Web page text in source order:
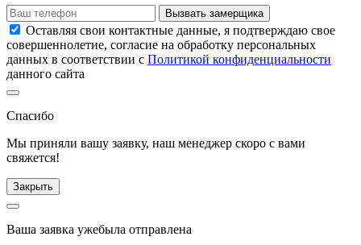
Вызвать замерщика
Оставляя свои контактные данные, я подтверждаю свое
совершеннолетие, согласие на обработку персональных
данных в соответствии с Политикой конфиденциальности
данного сайта
Спасибо
Мы приняли вашу заявку, наш менеджер скоро с вами
свяжется!
Закрыть
Ваша заявка ужебыла отправлена